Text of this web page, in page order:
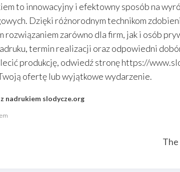
to innowacyjny i efektowny sposób na
Dzięki różnorodnym technikom
rozwiązaniem zarówno dla firm, jak i osób
termin realizacji oraz odpowiedni
produkcję, odwiedź stronę https://
ofertę lub wyjątkowe wydarzenie.
z nadrukiem slodycze.org
The